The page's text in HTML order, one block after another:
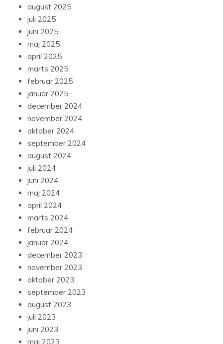
august 2025
juli 2025
juni 2025
maj 2025
april 2025
marts 2025
februar 2025
januar 2025
december 2024
november 2024
oktober 2024
september 2024
august 2024
juli 2024
juni 2024
maj 2024
april 2024
marts 2024
februar 2024
januar 2024
december 2023
november 2023
oktober 2023
september 2023
august 2023
juli 2023
juni 2023
maj 2023